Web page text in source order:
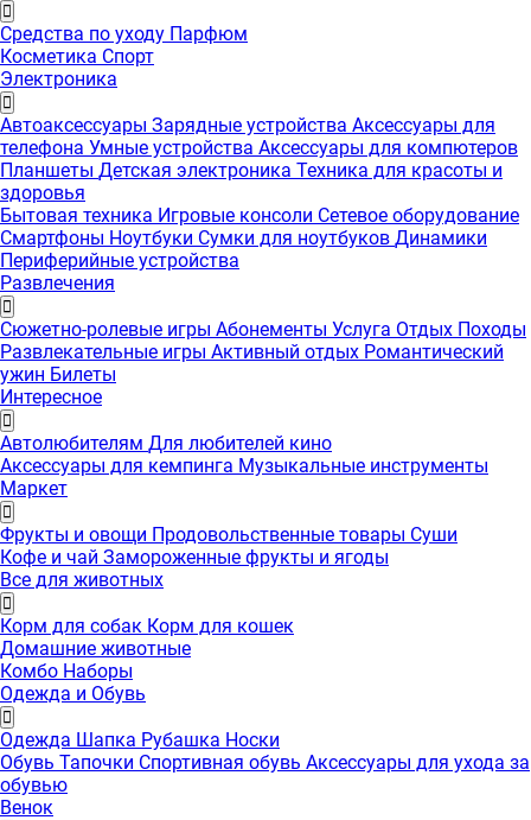
Средства по уходу Парфюм
Косметика Спорт
Электроника
Автоаксессуары Зарядные устройства Аксессуары для
телефона Умные устройства Аксессуары для компютеров
Планшеты Детская электроника Техника для красоты и
здоровья
Бытовая техника Игровые консоли Сетевое оборудование
Смартфоны Ноутбуки Сумки для ноутбуков Динамики
Периферийные устройства
Развлечения
Сюжетно-ролевые игры Абонементы Услуга Отдых Походы
Развлекательные игры Активный отдых Романтический
ужин Билеты
Интересноe
Автолюбителям Для любителей кино
Аксессуары для кемпинга Музыкальные инструменты
Маркет
Фрукты и овощи Продовольственные товары Суши
Кофе и чай Замороженные фрукты и ягоды
Все для животных
Корм для собак Корм для кошек
Домашние животные
Комбо Наборы
Одежда и Обувь
Одежда Шапка Рубашка Носки
Обувь Тапочки Спортивная обувь Аксессуары для ухода за
обувью
Венок